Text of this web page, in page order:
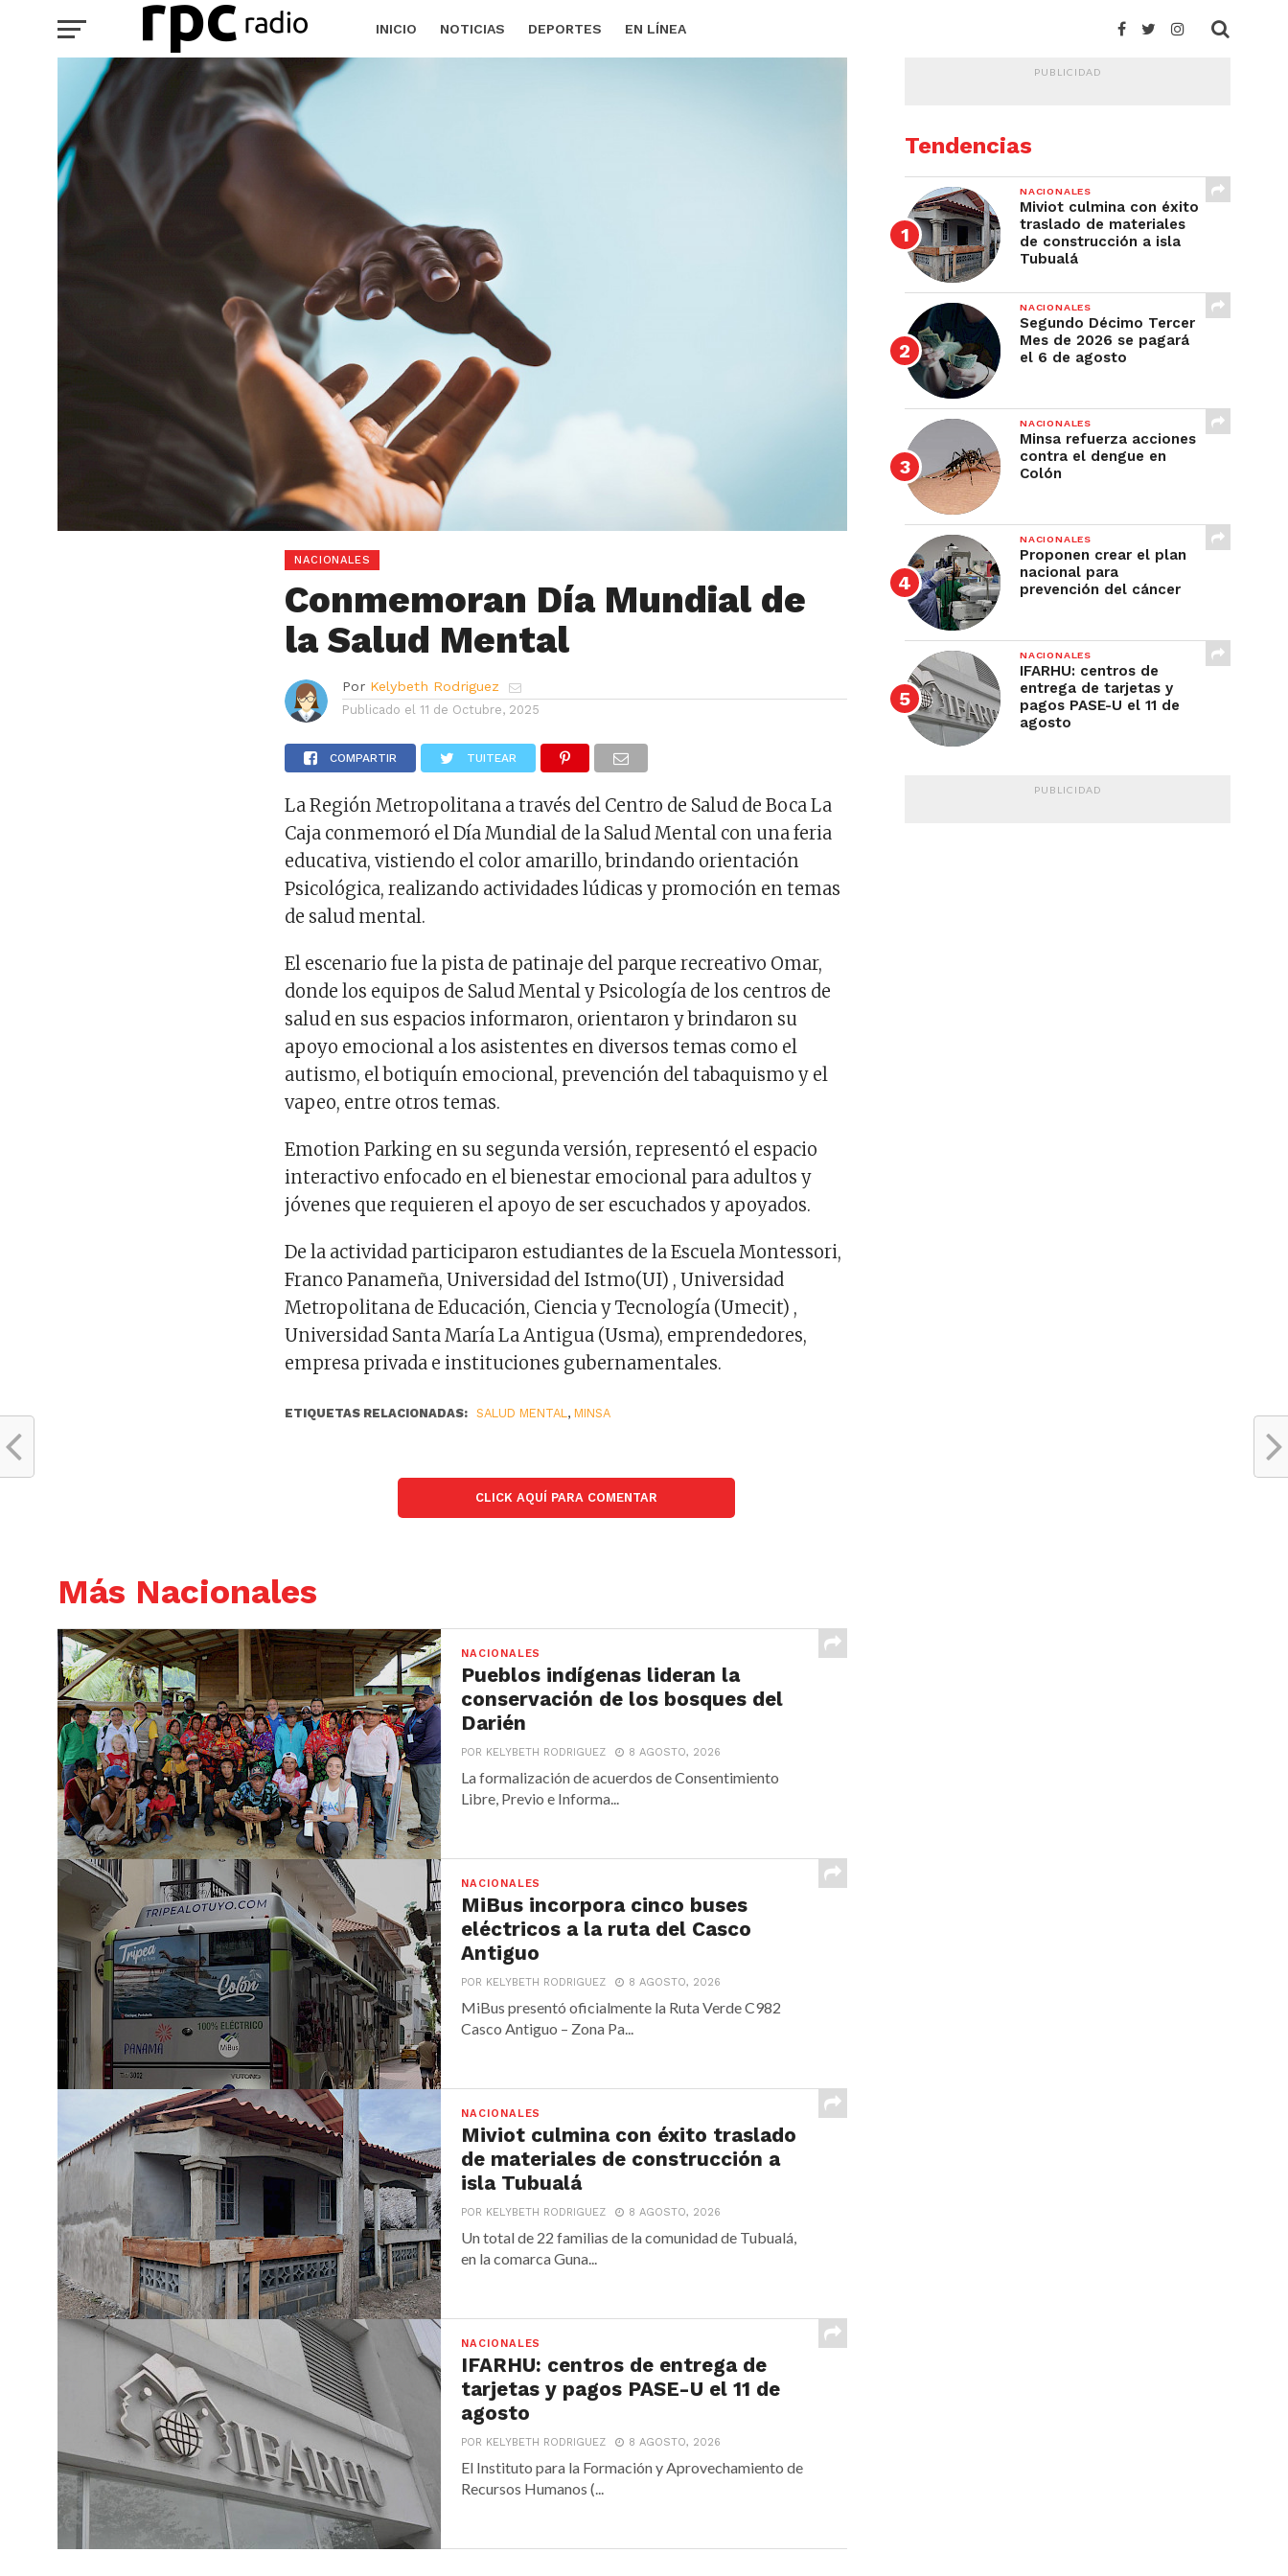
INICIO NOTICIAS DEPORTES EN LÍNEA
NACIONALES
Conmemoran Día Mundial de
la Salud Mental
Por Kelybeth Rodriguez
Publicado el 11 de Octubre, 2025
COMPARTIR TUITEAR
La Región Metropolitana a través del Centro de Salud de Boca La
Caja conmemoró el Día Mundial de la Salud Mental con una feria
educativa, vistiendo el color amarillo, brindando orientación
Psicológica, realizando actividades lúdicas y promoción en temas
de salud mental.
El escenario fue la pista de patinaje del parque recreativo Omar,
donde los equipos de Salud Mental y Psicología de los centros de
salud en sus espacios informaron, orientaron y brindaron su
apoyo emocional a los asistentes en diversos temas como el
autismo, el botiquín emocional, prevención del tabaquismo y el
vapeo, entre otros temas.
Emotion Parking en su segunda versión, representó el espacio
interactivo enfocado en el bienestar emocional para adultos y
jóvenes que requieren el apoyo de ser escuchados y apoyados.
De la actividad participaron estudiantes de la Escuela Montessori,
Franco Panameña, Universidad del Istmo(UI) , Universidad
Metropolitana de Educación, Ciencia y Tecnología (Umecit) ,
Universidad Santa María La Antigua (Usma), emprendedores,
empresa privada e instituciones gubernamentales.
ETIQUETAS RELACIONADAS: SALUD MENTAL,MINSA
CLICK AQUÍ PARA COMENTAR
Más Nacionales
NACIONALES
Pueblos indígenas lideran la
conservación de los bosques del
Darién
POR KELYBETH RODRIGUEZ 8 AGOSTO, 2026
La formalización de acuerdos de Consentimiento
Libre, Previo e Informa...
NACIONALES
MiBus incorpora cinco buses
eléctricos a la ruta del Casco
Antiguo
POR KELYBETH RODRIGUEZ 8 AGOSTO, 2026
MiBus presentó oficialmente la Ruta Verde C982
Casco Antiguo – Zona Pa...
NACIONALES
Miviot culmina con éxito traslado
de materiales de construcción a
isla Tubualá
POR KELYBETH RODRIGUEZ 8 AGOSTO, 2026
Un total de 22 familias de la comunidad de Tubualá,
en la comarca Guna...
NACIONALES
IFARHU: centros de entrega de
tarjetas y pagos PASE-U el 11 de
agosto
POR KELYBETH RODRIGUEZ 8 AGOSTO, 2026
El Instituto para la Formación y Aprovechamiento de
Recursos Humanos (...
PUBLICIDAD
Tendencias
NACIONALES
Miviot culmina con éxito
traslado de materiales
de construcción a isla
Tubualá
NACIONALES
Segundo Décimo Tercer
Mes de 2026 se pagará
el 6 de agosto
NACIONALES
Minsa refuerza acciones
contra el dengue en
Colón
NACIONALES
Proponen crear el plan
nacional para
prevención del cáncer
NACIONALES
IFARHU: centros de
entrega de tarjetas y
pagos PASE-U el 11 de
agosto
PUBLICIDAD